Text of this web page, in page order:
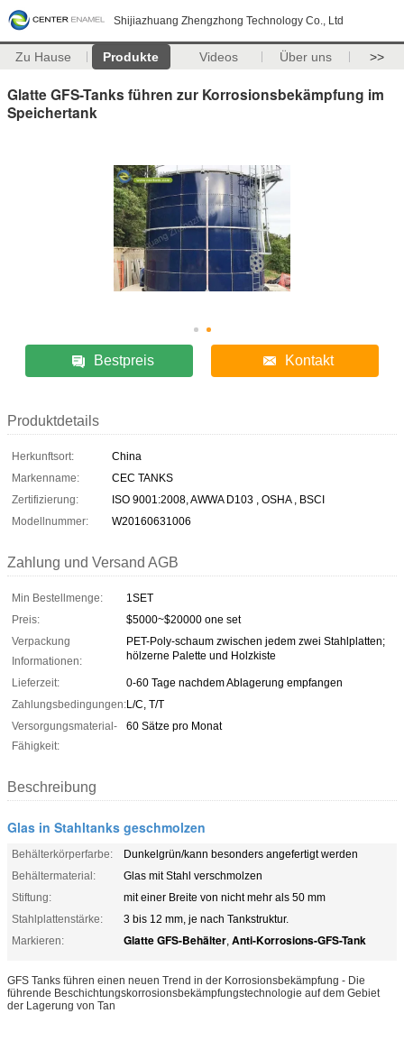
Shijiazhuang Zhengzhong Technology Co., Ltd
Zu Hause Produkte Videos Über uns >>
Glatte GFS-Tanks führen zur Korrosionsbekämpfung im
Speichertank
Bestpreis Kontakt
Produktdetails
Herkunftsort:
China
Markenname:
CEC TANKS
Zertifizierung:
ISO 9001:2008, AWWA D103 , OSHA , BSCI
Modellnummer:
W20160631006
Zahlung und Versand AGB
Min Bestellmenge:
1SET
Preis:
$5000~$20000 one set
Verpackung
Informationen:
PET-Poly-schaum zwischen jedem zwei Stahlplatten;
hölzerne Palette und Holzkiste
Lieferzeit:
0-60 Tage nachdem Ablagerung empfangen
Zahlungsbedingungen:L/C, T/T
Versorgungsmaterial-
Fähigkeit:
60 Sätze pro Monat
Beschreibung
Glas in Stahltanks geschmolzen
Behälterkörperfarbe:
Dunkelgrün/kann besonders angefertigt werden
Behältermaterial:
Glas mit Stahl verschmolzen
Stiftung:
mit einer Breite von nicht mehr als 50 mm
Stahlplattenstärke:
3 bis 12 mm, je nach Tankstruktur.
Markieren:
Glatte GFS-Behälter, Anti-Korrosions-GFS-Tank
GFS Tanks führen einen neuen Trend in der Korrosionsbekämpfung - Die
führende Beschichtungskorrosionsbekämpfungstechnologie auf dem Gebiet
der Lagerung von Tan